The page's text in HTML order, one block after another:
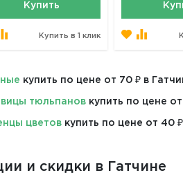
Купить
Купить в 1 клик
купить по цене от 70 ₽ в
тюльпанов купить по цене
цветов купить по цене от 40
и скидки в Гатчине